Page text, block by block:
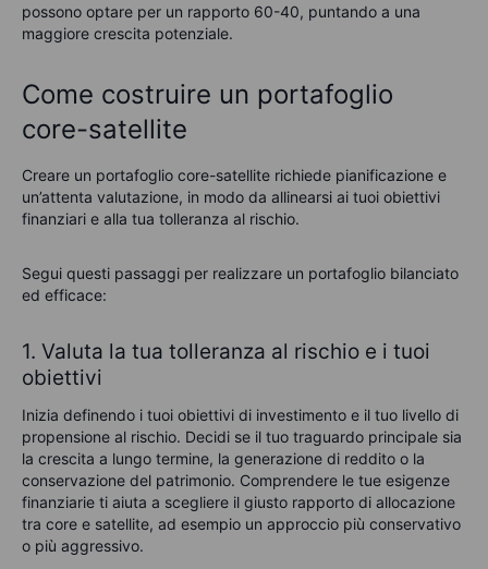
possono optare per un rapporto 60-40, puntando a una
maggiore crescita potenziale.
Come costruire un portafoglio
core-satellite
Creare un portafoglio core-satellite richiede pianificazione e
un’attenta valutazione, in modo da allinearsi ai tuoi obiettivi
finanziari e alla tua tolleranza al rischio.
Segui questi passaggi per realizzare un portafoglio bilanciato
ed efficace:
1. Valuta la tua tolleranza al rischio e i tuoi
obiettivi
Inizia definendo i tuoi obiettivi di investimento e il tuo livello di
propensione al rischio. Decidi se il tuo traguardo principale sia
la crescita a lungo termine, la generazione di reddito o la
conservazione del patrimonio. Comprendere le tue esigenze
finanziarie ti aiuta a scegliere il giusto rapporto di allocazione
tra core e satellite, ad esempio un approccio più conservativo
o più aggressivo.